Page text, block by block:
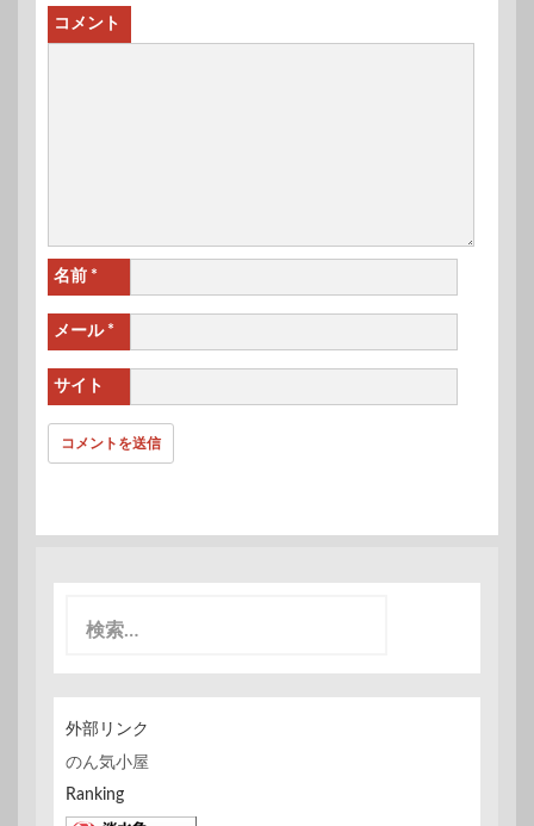
コメント
名前 *
メール *
サイト
外部リンク
のん気小屋
Ranking